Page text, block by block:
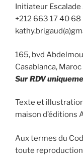
Initiateur Escalade
+212 663 17 40 68
165, bvd
Casablanca, Maroc
Sur RDV
Texte et
maison d’éditions
Aux termes du
toute